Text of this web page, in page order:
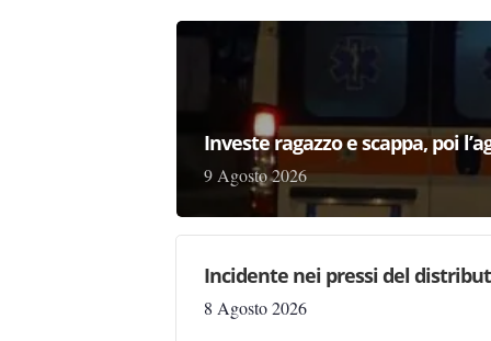
Investe ragazzo e scappa, poi
9 Agosto 2026
Incidente nei pressi del
8 Agosto 2026